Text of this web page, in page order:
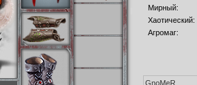
Мирный:
Хаотический:
Агромаг: